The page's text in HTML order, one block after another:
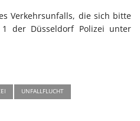
Verkehrsunfalls, die sich bitte
1 der Düsseldorf Polizei unter
UNFALLFLUCHT